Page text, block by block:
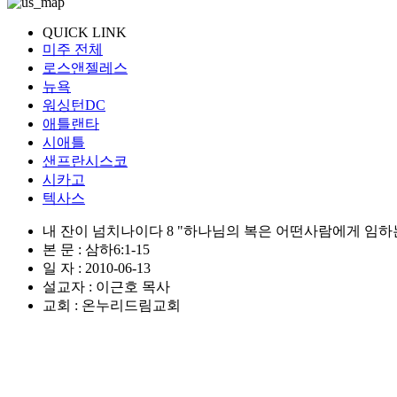
QUICK LINK
미주 전체
로스앤젤레스
뉴욕
워싱턴DC
애틀랜타
시애틀
샌프란시스코
시카고
텍사스
내 잔이 넘치나이다 8 "하나님의 복은 어떤사람에게 임하
본 문 : 삼하6:1-15
일 자 : 2010-06-13
설교자 : 이근호 목사
교회 : 온누리드림교회